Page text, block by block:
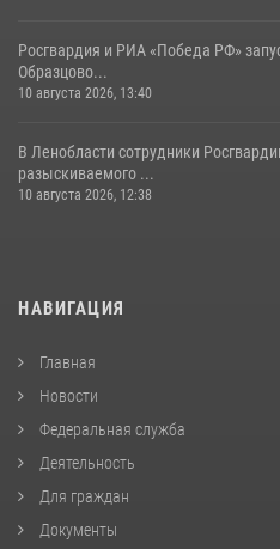
Росгвардия и РИА «Победа РФ»
Образцово...
10 августа 2026, 13:40
В Ленобласти сотрудники
разыскиваемого ...
10 августа 2026, 12:38
НАВИГАЦИЯ
Главная
Новости
Федеральная служба
Деятельность
Для граждан
Документы